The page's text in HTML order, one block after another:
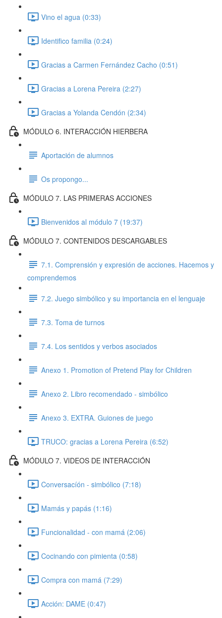
Vino el agua (0:33)
Identifico familia (0:24)
Gracias a Carmen Fernández Cacho (0:51)
Gracias a Lorena Pereira (2:27)
Gracias a Yolanda Cendón (2:34)
MÓDULO 6. INTERACCIÓN HIERBERA
Aportación de alumnos
Os propongo...
MÓDULO 7. LAS PRIMERAS ACCIONES
Bienvenidos al módulo 7 (19:37)
MÓDULO 7. CONTENIDOS DESCARGABLES
7.1. Comprensión y expresión de acciones. Hacemos y
comprendemos
7.2. Juego simbólico y su importancia en el lenguaje
7.3. Toma de turnos
7.4. Los sentidos y verbos asociados
Anexo 1. Promotion of Pretend Play for Children
Anexo 2. Libro recomendado - simbólico
Anexo 3. EXTRA. Guiones de juego
TRUCO: gracias a Lorena Pereira (6:52)
MÓDULO 7. VIDEOS DE INTERACCIÓN
Conversacíón - simbólico (7:18)
Mamás y papás (1:16)
Funcionalidad - con mamá (2:06)
Cocinando con pimienta (0:58)
Compra con mamá (7:29)
Acción: DAME (0:47)